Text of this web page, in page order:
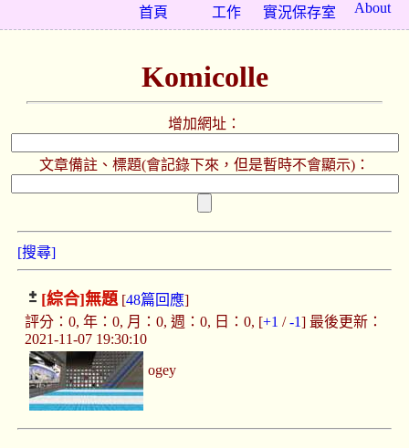
About
實況保存室
工作
首頁
Komicolle
增加網址：
文章備註、標題(會記錄下來，但是暫時不會顯示)：
[搜尋]
[綜合]無題[48篇回應]
評分：0, 年：0, 月：0, 週：0, 日：0, [+1 /-1] 最後更新：
2021-11-07 19:30:10
ogey